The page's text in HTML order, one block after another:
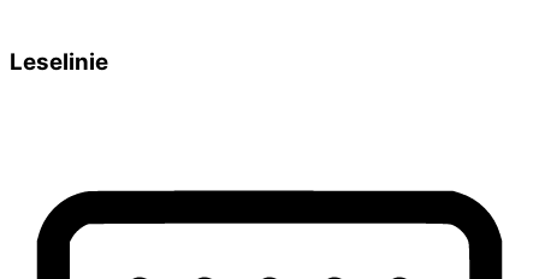
Leselinie